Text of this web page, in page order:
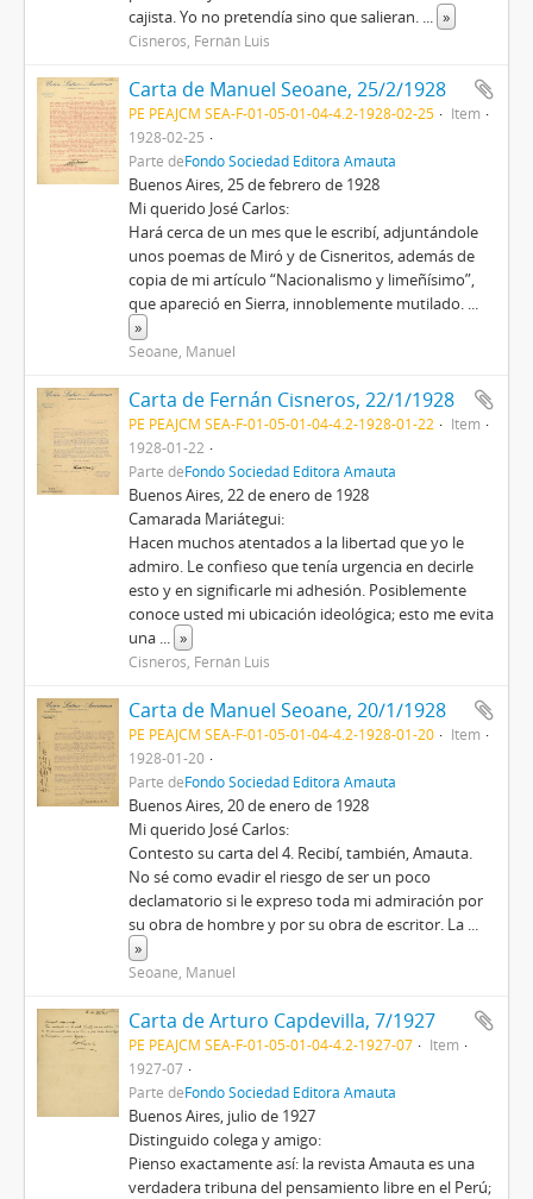
cajista. Yo no pretendía sino que salieran. ... »
Cisneros, Fernán Luis
Carta de Manuel Seoane, 25/2/1928
PE PEAJCM SEA-F-01-05-01-04-4.2-1928-02-25
Item
1928-02-25
Parte deFondo Sociedad Editora Amauta
Buenos Aires, 25 de febrero de 1928
Mi querido José Carlos:
Hará cerca de un mes que le escribí, adjuntándole
unos poemas de Miró y de Cisneritos, además de
copia de mi artículo “Nacionalismo y limeñísimo”,
que apareció en Sierra, innoblemente mutilado. ...
»
Seoane, Manuel
Carta de Fernán Cisneros, 22/1/1928
PE PEAJCM SEA-F-01-05-01-04-4.2-1928-01-22
Item
1928-01-22
Parte deFondo Sociedad Editora Amauta
Buenos Aires, 22 de enero de 1928
Camarada Mariátegui:
Hacen muchos atentados a la libertad que yo le
admiro. Le confieso que tenía urgencia en decirle
esto y en significarle mi adhesión. Posiblemente
conoce usted mi ubicación ideológica; esto me evita
una ... »
Cisneros, Fernán Luis
Carta de Manuel Seoane, 20/1/1928
PE PEAJCM SEA-F-01-05-01-04-4.2-1928-01-20
Item
1928-01-20
Parte deFondo Sociedad Editora Amauta
Buenos Aires, 20 de enero de 1928
Mi querido José Carlos:
Contesto su carta del 4. Recibí, también, Amauta.
No sé como evadir el riesgo de ser un poco
declamatorio si le expreso toda mi admiración por
su obra de hombre y por su obra de escritor. La ...
»
Seoane, Manuel
Carta de Arturo Capdevilla, 7/1927
PE PEAJCM SEA-F-01-05-01-04-4.2-1927-07
Item
1927-07
Parte deFondo Sociedad Editora Amauta
Buenos Aires, julio de 1927
Distinguido colega y amigo:
Pienso exactamente así: la revista Amauta es una
verdadera tribuna del pensamiento libre en el Perú;